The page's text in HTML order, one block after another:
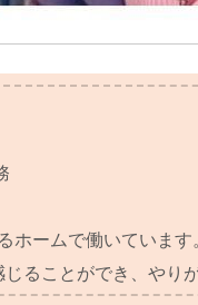
ホームで働いていま
ることができ、やり